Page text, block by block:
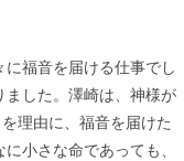
福音を届ける仕事でし
した。澤崎は、神様が
理由に、福音を届けた
小さな命であっても、